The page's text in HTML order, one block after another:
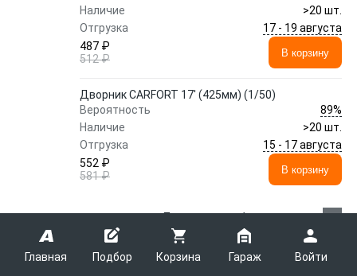
Главная Подбор Корзина Гараж Войти
Наличие
>20 шт.
Отгрузка
17 - 19 августа
487 ₽
512 ₽
В корзину
Дворник CARFORT 17' (425мм) (1/50)
Вероятность
89%
Наличие
>20 шт.
Отгрузка
15 - 17 августа
552 ₽
581 ₽
В корзину
Показать еще 1 предложение
Щетка стеклоочистителя SB0118